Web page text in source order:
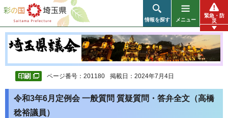
彩の国 埼玉県
情報を探す メニュー
緊急・防
災
ページ番号：201180 掲載日：2024年7月4日
令和3年6月定例会 一般質問 質疑質問・答弁全文（高橋
稔裕議員）